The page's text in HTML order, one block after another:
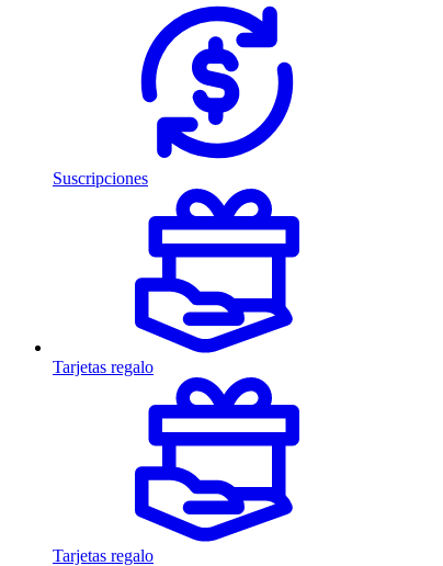
Suscripciones
Tarjetas regalo
Tarjetas regalo